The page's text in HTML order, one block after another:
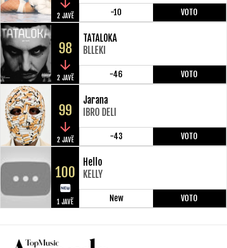
2 JAVË -10 VOTO
98
2 JAVË
TATALOKA
BLLEKI
-46 VOTO
99
2 JAVË
Jarana
IBRO DELI
-43 VOTO
100
1 JAVË
Hello
KELLY
New VOTO